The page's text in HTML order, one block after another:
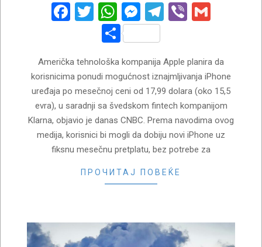
Facebook
TwitterWhatsApp
Messenger
Telegram
Viber
Share
Američka tehnološka kompanija Apple planira da
korisnicima ponudi mogućnost iznajmljivanja iPhone
uređaja po mesečnoj ceni od 17,99 dolara (oko 15,5
evra), u saradnji sa švedskom fintech kompanijom
Klarna, objavio je danas CNBC. Prema navodima ovog
medija, korisnici bi mogli da dobiju novi iPhone uz
fiksnu mesečnu pretplatu, bez potrebe za
ПРОЧИТАЈ ПОВЕЌЕ